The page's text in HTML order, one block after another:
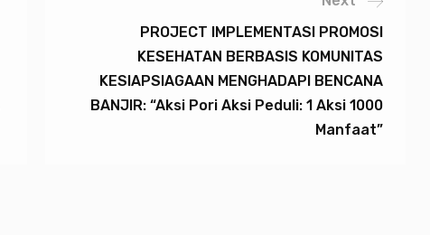
PROJECT IMPLEMENTASI PROMOSI
KESEHATAN BERBASIS KOMUNITAS
KESIAPSIAGAAN MENGHADAPI BENCANA
BANJIR: “Aksi Pori Aksi Peduli: 1 Aksi 1000
Manfaat”